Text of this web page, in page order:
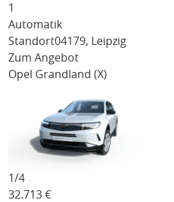
1
Automatik
Standort04179, Leipzig
Zum Angebot
Opel Grandland (X)
1/4
32.713 €